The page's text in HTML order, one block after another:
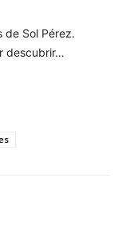
de Sol Pérez.
descubrir…